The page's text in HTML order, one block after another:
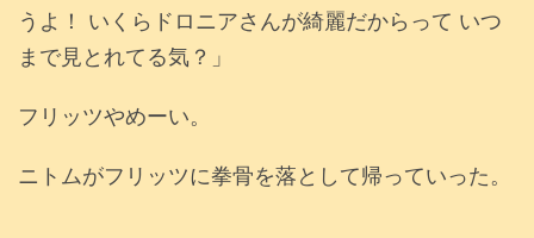
うよ！ いくらドロニアさんが綺麗だからって いつ
まで見とれてる気？」
フリッツやめーい。
ニトムがフリッツに拳骨を落として帰っていった。